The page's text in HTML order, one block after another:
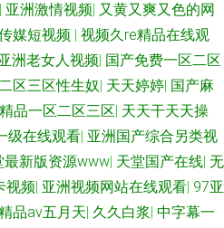
| 亚洲激情视频| 又黄又爽又色的网
媒短视频 | 视频久re精品在线观
洲老女人视频| 国产免费一区二区
区三区性生奴| 天天婷婷| 国产麻
品一区二区三区| 天天干天天操
级在线观看| 亚洲国产综合另类视
最新版资源www| 天堂国产在线| 无
视频| 亚洲视频网站在线观看| 97亚
品av五月天| 久久白浆| 中字幕一